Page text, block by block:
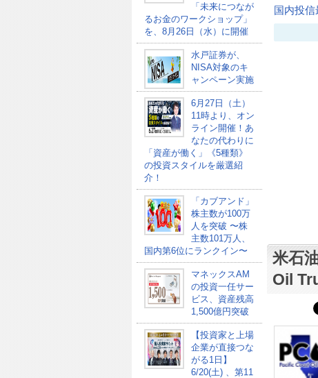
「未来につなが
るお金のワークショップ」
を、8月26日（水）に開催
水戸証券が、
NISA対象のキ
ャンペーン実施
6月27日（土）
11時より、オン
ライン開催！あ
なたの代わりに
「資産が働く」《5種類》
の投資スタイルを厳選紹
介！
「カブアンド」
株主数が100万
人を突破 〜株
主数101万人、
国内第6位にランクイン〜
マネックスAM
の投資一任サー
ビス、資産残高
1,500億円突破
【投資家と上場
企業が直接つな
がる1日】
6/20(土) 、第11
国内投
米石
Oil